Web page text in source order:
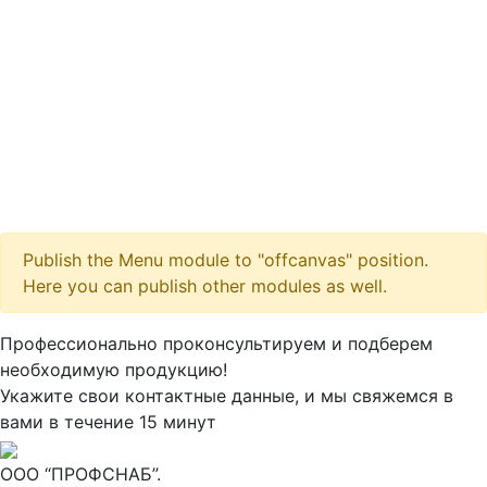
Publish the Menu module to "offcanvas" position.
Here you can publish other modules as well.
М ● консультант ПРОФСНАБ
Профессионально проконсультируем и подберем
необходимую продукцию!
Укажите свои контактные данные, и мы свяжемся в
вами в течение 15 минут
ООО “ПРОФСНАБ”.